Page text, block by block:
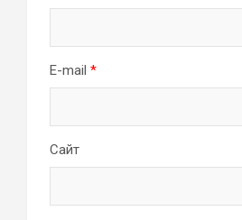
E-mail *
Сайт